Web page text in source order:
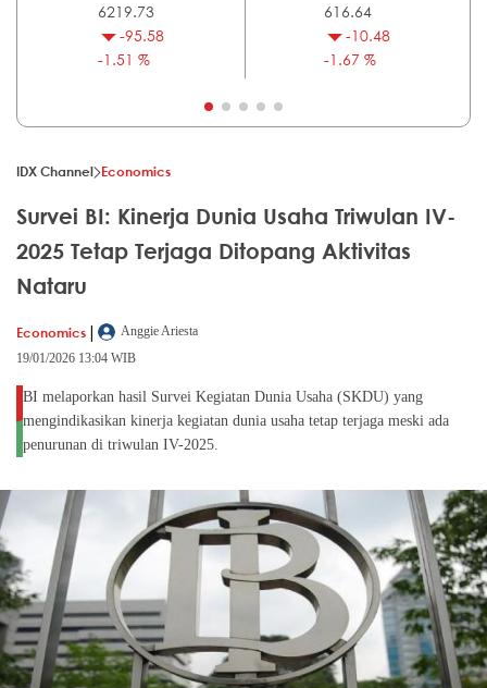
6219.73
-95.58
-1.51 %
616.64
-10.48
-1.67 %
IDX Channel Economics
Survei BI: Kinerja Dunia Usaha Triwulan IV-
2025 Tetap Terjaga Ditopang Aktivitas
Nataru
Economics |
Anggie Ariesta
19/01/2026 13:04 WIB
BI melaporkan hasil Survei Kegiatan Dunia Usaha (SKDU) yang
mengindikasikan kinerja kegiatan dunia usaha tetap terjaga meski ada
penurunan di triwulan IV-2025.